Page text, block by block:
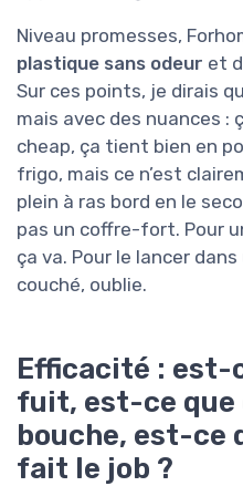
Niveau promesses,
plastique sans odeur et
Sur ces points, je dirais
mais avec des nuances :
cheap, ça tient bien en
frigo, mais ce n’est
plein à ras bord en le
pas un coffre-fort. Pour
ça va. Pour le lancer
couché, oublie.
Efficacité : est-
fuit, est-ce que
bouche, est-ce
fait le job ?